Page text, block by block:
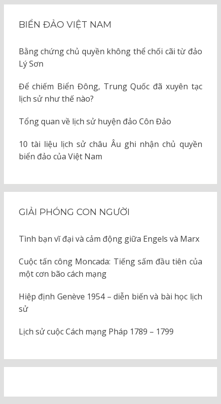
BIỂN ĐẢO VIỆT NAM
Bằng chứng chủ quyền không thể chối cãi từ đảo
Lý Sơn
Để chiếm Biển Đông, Trung Quốc đã xuyên tạc
lịch sử như thế nào?
Tổng quan về lịch sử huyện đảo Côn Đảo
10 tài liệu lịch sử châu Âu ghi nhận chủ quyền
biển đảo của Việt Nam
GIẢI PHÓNG CON NGƯỜI
Tình bạn vĩ đại và cảm động giữa Engels và Marx
Cuộc tấn công Moncada: Tiếng sấm đầu tiên của
một cơn bão cách mạng
Hiệp định Genève 1954 – diễn biến và bài học lịch
sử
Lịch sử cuộc Cách mạng Pháp 1789 – 1799